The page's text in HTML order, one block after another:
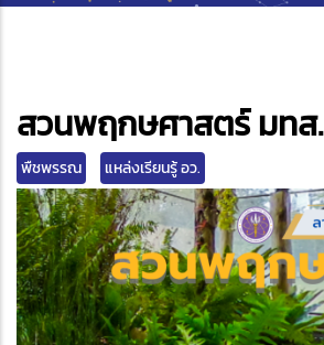
สวนพฤกษศาสตร์ มทส.
พืชพรรณ แหล่งเรียนรู้ อว.